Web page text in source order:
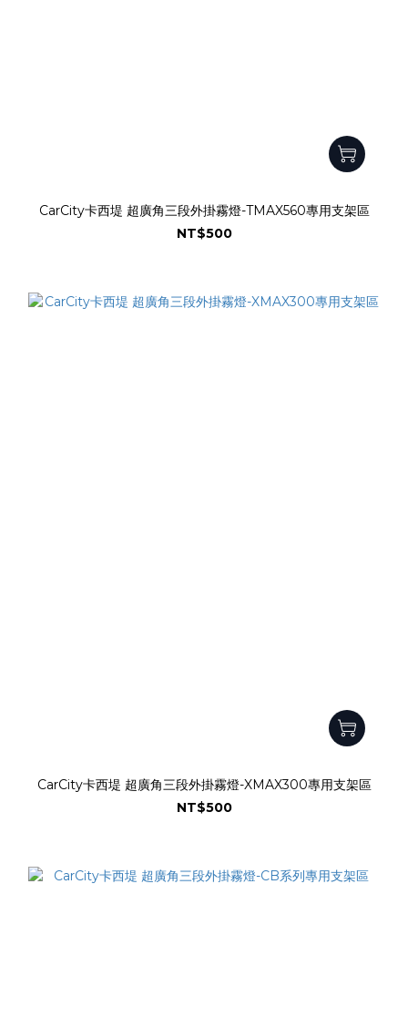
CarCity卡西堤 超廣角三段外掛霧燈-TMAX560專用支架區
NT$500
CarCity卡西堤 超廣角三段外掛霧燈-XMAX300專用支架區
NT$500